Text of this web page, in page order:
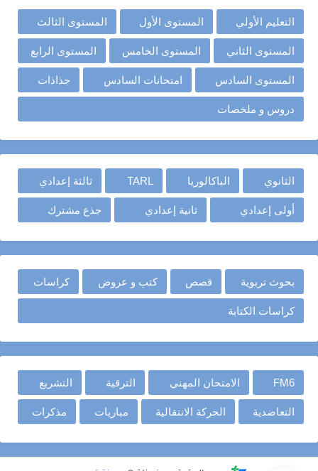
التعليم الأولي المستوى الأول المستوى الثالث
المستوى الثاني المستوى الخامس المستوى الرابع
المستوى السادس امتحانات السادس جذاذات
دروس و ملخصات
الثانوي الباكالوريا TARL ثالثة إعدادي
أولى إعدادي ثانية إعدادي جذع مشترك
بحوث تربوية قصص كتب و عروض كراسات
كراسات الكتابة
FM6 الامتحان المهني الترقية التشريع
التعاضدية الحركة الانتقالية مباريات مذكرات